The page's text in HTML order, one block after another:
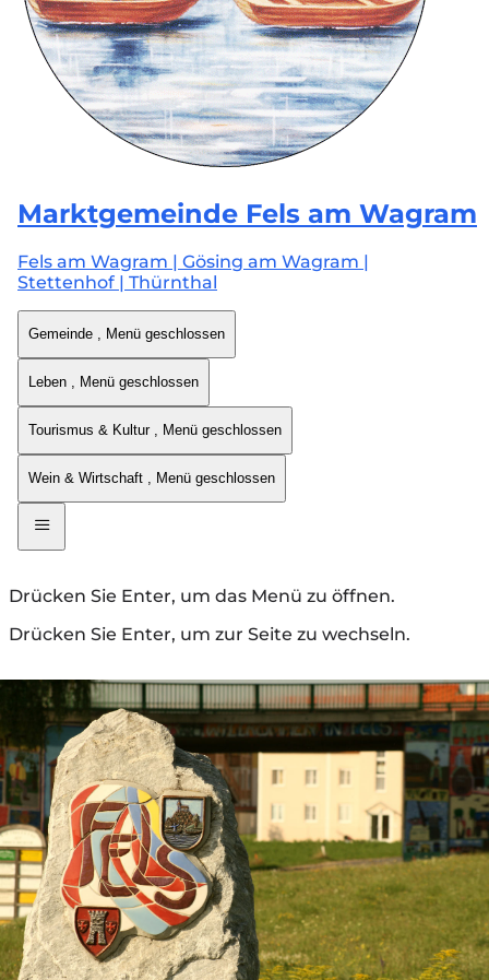
Marktgemeinde Fels am Wagram
Fels am Wagram | Gösing am Wagram |
Stettenhof | Thürnthal
Gemeinde , Menü geschlossen
Leben , Menü geschlossen
Tourismus & Kultur , Menü geschlossen
Wein & Wirtschaft , Menü geschlossen
Drücken Sie Enter, um das Menü zu öffnen.
Drücken Sie Enter, um zur Seite zu wechseln.